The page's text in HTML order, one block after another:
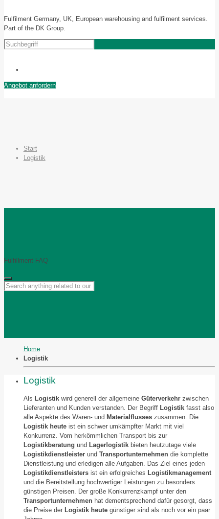
Fulfilment Germany, UK, European warehousing and fulfilment services.
Part of the DK Group.
Angebot anfordern
Start
Logistik
Fulfillment FAQ
Home
Logistik
Logistik
Als Logistik wird generell der allgemeine Güterverkehr zwischen
Lieferanten und Kunden verstanden. Der Begriff Logistik fasst also
alle Aspekte des Waren- und Materialflusses zusammen. Die
Logistik heute ist ein schwer umkämpfter Markt mit viel
Konkurrenz. Vom herkömmlichen Transport bis zur
Logistikberatung und Lagerlogistik bieten heutzutage viele
Logistikdienstleister und Transportunternehmen die komplette
Dienstleistung und erledigen alle Aufgaben. Das Ziel eines jeden
Logistikdienstleisters ist ein erfolgreiches Logistikmanagement
und die Bereitstellung hochwertiger Leistungen zu besonders
günstigen Preisen. Der große Konkurrenzkampf unter den
Transportunternehmen hat dementsprechend dafür gesorgt, dass
die Preise der Logistik heute günstiger sind als noch vor ein paar